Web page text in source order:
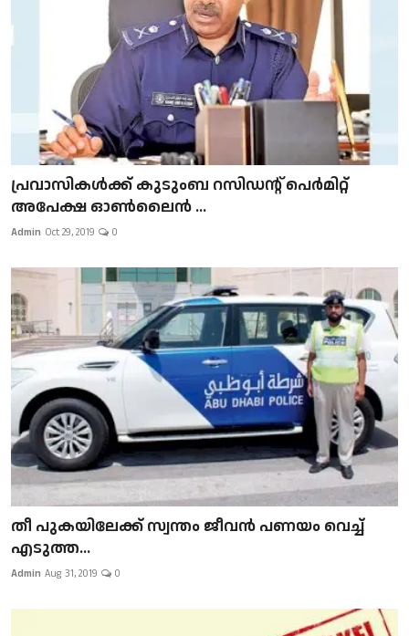
പ്രവാസികള്‍ക്ക് കുടുംബ റസിഡന്റ് പെർമിറ്റ്
അപേക്ഷ ഓൺലൈൻ ...
Admin Oct 29, 2019 0
​​​​​​​തീ പുകയിലേക്ക് സ്വന്തം ജീവന്‍ പണയം വെച്ച്
എടുത്ത...
Admin Aug 31, 2019 0